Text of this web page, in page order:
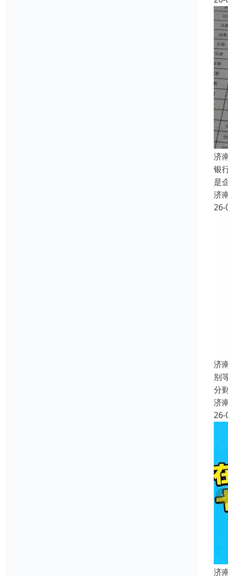
济
银
是
济
26-
济
别
分
济
26-
济